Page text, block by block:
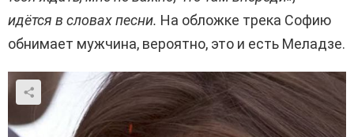
идётся в словах песни. На обложке трека Софию
обнимает мужчина, вероятно, это и есть Меладзе.